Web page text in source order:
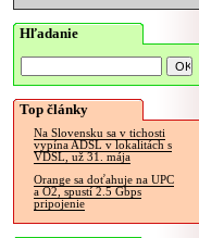
Hľadanie
Top články
Na Slovensku sa v tichosti
vypína ADSL v lokalitách s
VDSL, už 31. mája
Orange sa doťahuje na UPC
a O2, spustí 2.5 Gbps
pripojenie